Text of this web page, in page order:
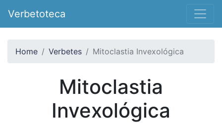
Verbetoteca
Home Verbetes Mitoclastia Invexológica
Mitoclastia
Invexológica